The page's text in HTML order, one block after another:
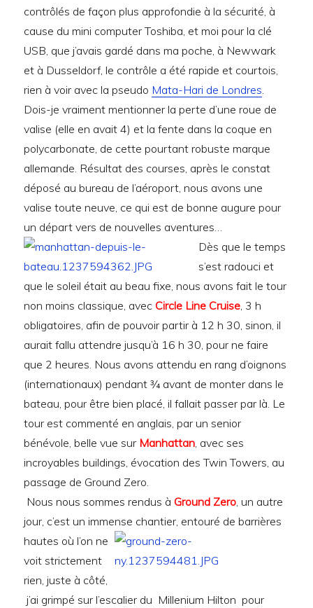
contrôlés de façon plus approfondie à la sécurité, à
cause du mini computer Toshiba, et moi pour la clé
USB, que j’avais gardé dans ma poche, à Newwark
et à Dusseldorf, le contrôle a été rapide et courtois,
rien à voir avec la pseudo Mata-Hari de Londres.
Dois-je vraiment mentionner la perte d’une roue de
valise (elle en avait 4) et la fente dans la coque en
polycarbonate, de cette pourtant robuste marque
allemande. Résultat des courses, après le constat
déposé au bureau de l’aéroport, nous avons une
valise toute neuve, ce qui est de bonne augure pour
un départ vers de nouvelles aventures…
Dès que le temps
s’est radouci et
que le soleil était au beau fixe, nous avons fait le tour
non moins classique, avec Circle Line Cruise, 3 h
obligatoires, afin de pouvoir partir à 12 h 30, sinon, il
aurait fallu attendre jusqu’à 16 h 30, pour ne faire
que 2 heures. Nous avons attendu en rang d’oignons
(internationaux) pendant ¾ avant de monter dans le
bateau, pour être bien placé, il fallait passer par là. Le
tour est commenté en anglais, par un senior
bénévole, belle vue sur Manhattan, avec ses
incroyables buildings, évocation des Twin Towers, au
passage de Ground Zero.
Nous nous sommes rendus à Ground Zero, un autre
jour, c’est un immense chantier, entouré de barrières
hautes où l’on ne
voit strictement
rien, juste à côté,
j’ai grimpé sur l’escalier du Millenium Hilton pour